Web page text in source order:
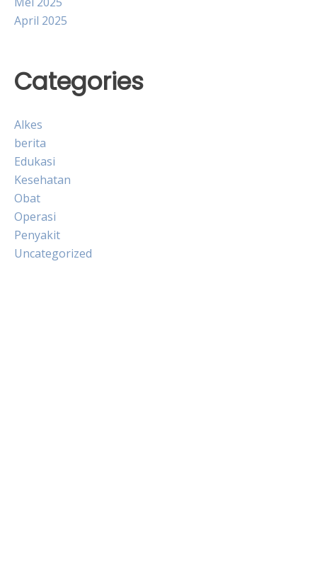
April 2025
Categories
Alkes
berita
Edukasi
Kesehatan
Obat
Operasi
Penyakit
Uncategorized